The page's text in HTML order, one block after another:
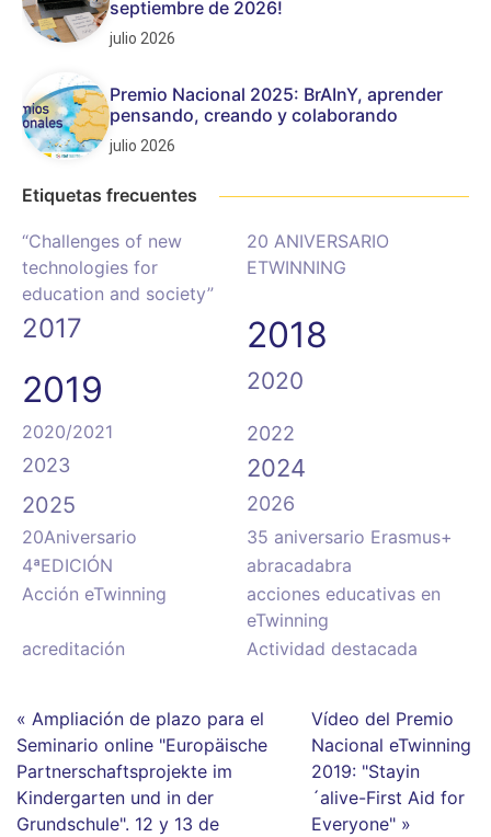
septiembre de 2026!
julio 2026
Premio Nacional 2025: BrAInY, aprender
pensando, creando y colaborando
julio 2026
Etiquetas frecuentes
“Challenges of new
technologies for
education and society”
20 ANIVERSARIO
ETWINNING
2017
2018
2019
2020
2020/2021
2022
2023
2024
2025 2026
20Aniversario
35 aniversario Erasmus+
4ªEDICIÓN
abracadabra
Acción eTwinning
acciones educativas en
eTwinning
acreditación
Actividad destacada
« Ampliación de plazo para el
Seminario online "Europäische
Partnerschaftsprojekte im
Kindergarten und in der
Grundschule". 12 y 13 de
Vídeo del Premio
Nacional eTwinning
2019: "Stayin
´alive-First Aid for
Everyone" »